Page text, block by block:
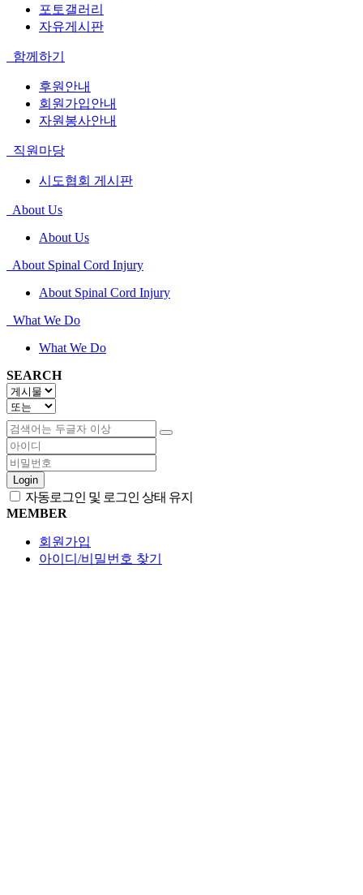
포토갤러리
자유게시판
함께하기
후원안내
회원가입안내
자원봉사안내
직원마당
시도협회 게시판
About Us
About Us
About Spinal Cord Injury
About Spinal Cord Injury
What We Do
What We Do
SEARCH
Login
자동로그인 및 로그인 상태 유지
MEMBER
회원가입
아이디/비밀번호 찾기